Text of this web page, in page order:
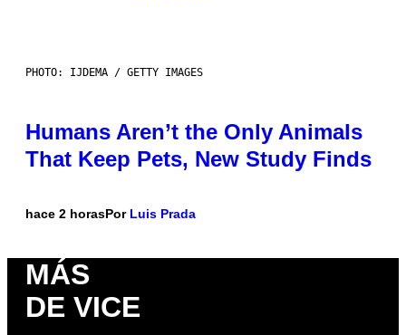
PHOTO: IJDEMA / GETTY IMAGES
Humans Aren’t the Only Animals
That Keep Pets, New Study Finds
hace 2 horasPor Luis Prada
MÁS
DE VICE